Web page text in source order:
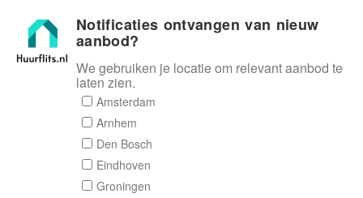
Huurflits
Reactieformulier
Huurflits
Notificaties ontvangen van nieuw
aanbod?
We gebruiken je locatie om relevant aanbod te
laten zien.
Amsterdam
Arnhem
Den Bosch
Eindhoven
Groningen